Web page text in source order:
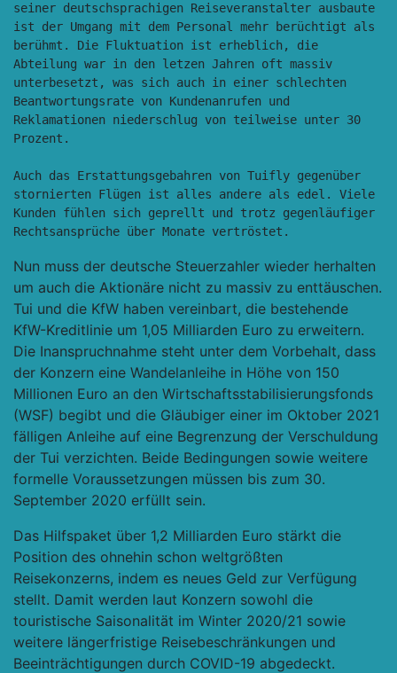
seiner deutschsprachigen Reiseveranstalter ausbaute
ist der Umgang mit dem Personal mehr berüchtigt als
berühmt. Die Fluktuation ist erheblich, die
Abteilung war in den letzen Jahren oft massiv
unterbesetzt, was sich auch in einer schlechten
Beantwortungsrate von Kundenanrufen und
Reklamationen niederschlug von teilweise unter 30
Prozent.
Auch das Erstattungsgebahren von Tuifly gegenüber
stornierten Flügen ist alles andere als edel. Viele
Kunden fühlen sich geprellt und trotz gegenläufiger
Rechtsansprüche über Monate vertröstet.
Nun muss der deutsche Steuerzahler wieder herhalten
um auch die Aktionäre nicht zu massiv zu enttäuschen.
Tui und die KfW haben vereinbart, die bestehende
KfW-Kreditlinie um 1,05 Milliarden Euro zu erweitern.
Die Inanspruchnahme steht unter dem Vorbehalt, dass
der Konzern eine Wandelanleihe in Höhe von 150
Millionen Euro an den Wirtschaftsstabilisierungsfonds
(WSF) begibt und die Gläubiger einer im Oktober 2021
fälligen Anleihe auf eine Begrenzung der Verschuldung
der Tui verzichten. Beide Bedingungen sowie weitere
formelle Voraussetzungen müssen bis zum 30.
September 2020 erfüllt sein.
Das Hilfspaket über 1,2 Milliarden Euro stärkt die
Position des ohnehin schon weltgrößten
Reisekonzerns, indem es neues Geld zur Verfügung
stellt. Damit werden laut Konzern sowohl die
touristische Saisonalität im Winter 2020/21 sowie
weitere längerfristige Reisebeschränkungen und
Beeinträchtigungen durch COVID-19 abgedeckt.